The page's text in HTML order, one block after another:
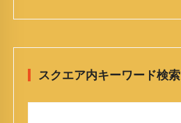
スクエア内キーワード検索